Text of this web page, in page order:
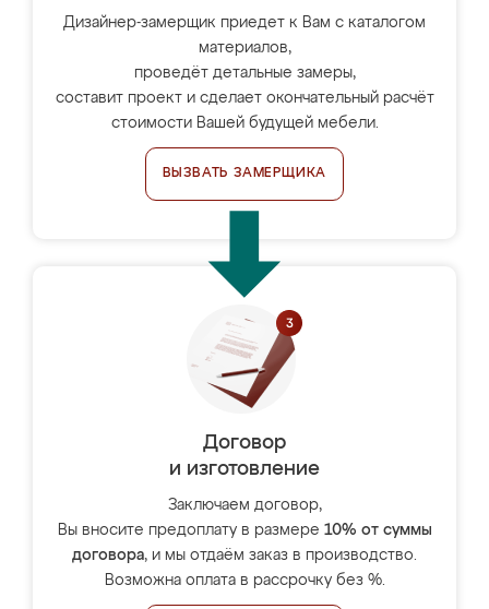
Дизайнер-замерщик приедет к Вам с каталогом
материалов,
проведёт детальные замеры,
составит проект и сделает окончательный расчёт
стоимости Вашей будущей мебели.
ВЫЗВАТЬ ЗАМЕРЩИКА
Договор
и изготовление
Заключаем договор,
Вы вносите предоплату в размере 10% от суммы
договора, и мы отдаём заказ в производство.
Возможна оплата в рассрочку без %.